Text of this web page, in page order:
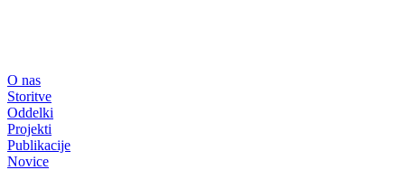
O nas
Storitve
Oddelki
Projekti
Publikacije
Novice